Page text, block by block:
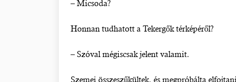
– Micsoda?
Honnan tudhatott a Tekergők térképéről?
– Szóval mégiscsak jelent valamit.
Szemei összeszűkültek, és megpróbálta